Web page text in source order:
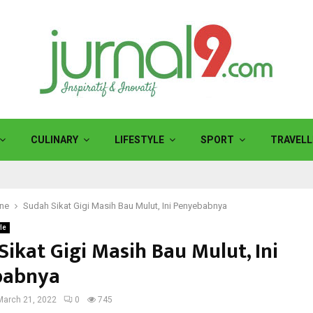
CULINARY LIFESTYLE SPORT
Sudah Sikat Gigi Masih Bau Mulut, Ini Penyebabnya
Gigi Masih Bau Mulut, Ini
21, 2022 0 745